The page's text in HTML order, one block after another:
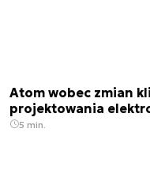
Atom wobec zmian
projektowania
5 min.